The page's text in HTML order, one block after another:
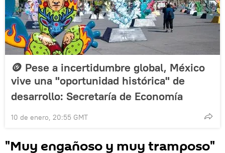
🪙 Pese a incertidumbre global, México
vive una "oportunidad histórica" de
desarrollo: Secretaría de Economía
10 de enero, 20:55 GMT
"Muy engañoso y muy tramposo"